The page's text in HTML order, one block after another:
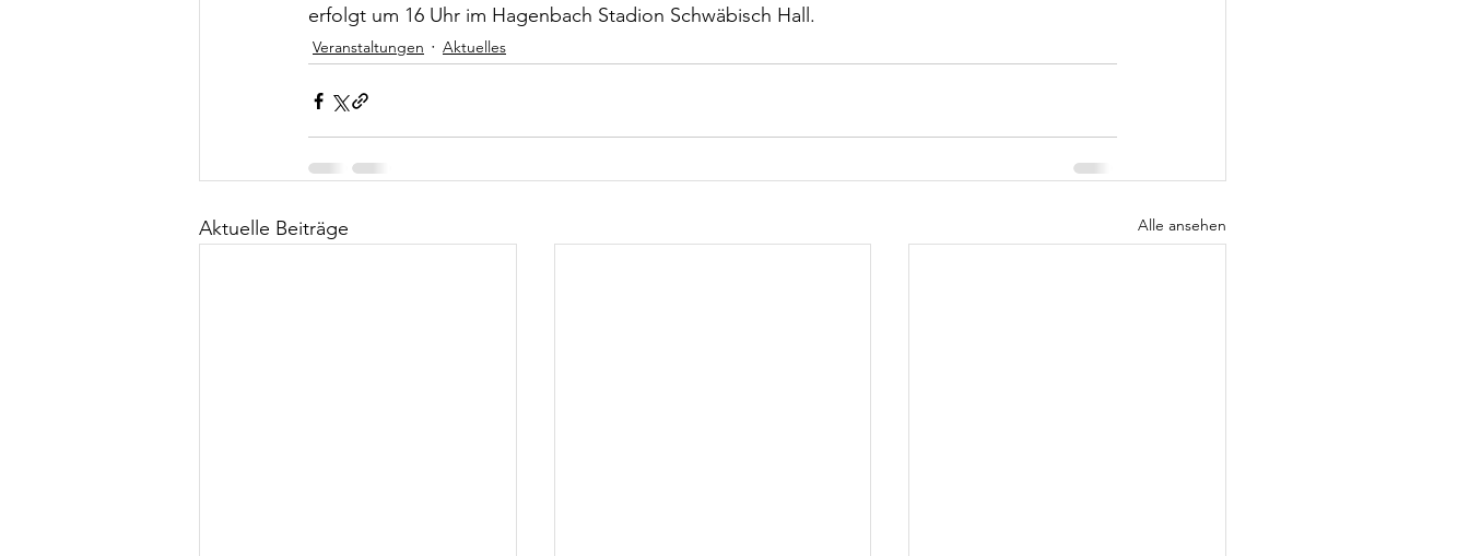
erfolgt um 16 Uhr im Hagenbach Stadion Schwäbisch Hall.
Veranstaltungen Aktuelles
Aktuelle Beiträge Alle ansehen